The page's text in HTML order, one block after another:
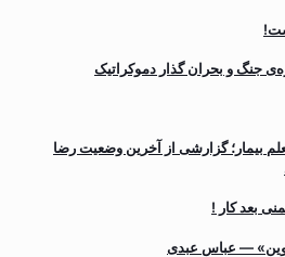
جنگ و بحران گذار دموکراتیک
بیمار؛ گزارشی از آخرین وضعیت رضا
بعد کار !
— عباس عبدی